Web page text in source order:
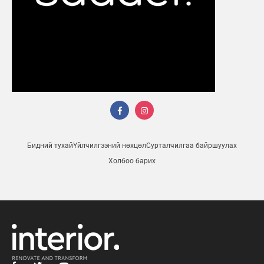
Бидний тухайҮйлчилгээний нөхцөлСурталчилгаа байршуулах
Холбоо барих